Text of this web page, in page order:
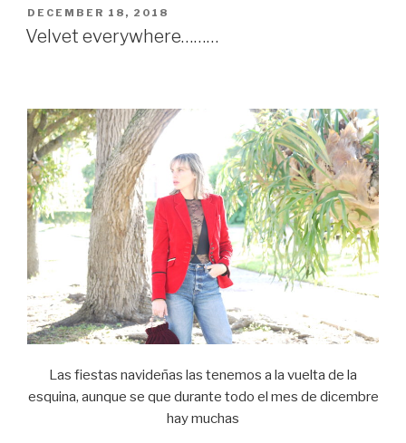
combine
a
naked
sandals….”
POSTED
ON
DECEMBER 18, 2018
Velvet everywhere………
Las fiestas navideñas las tenemos a la vuelta de la
esquina, aunque se que durante todo el mes de dicembre
hay muchas